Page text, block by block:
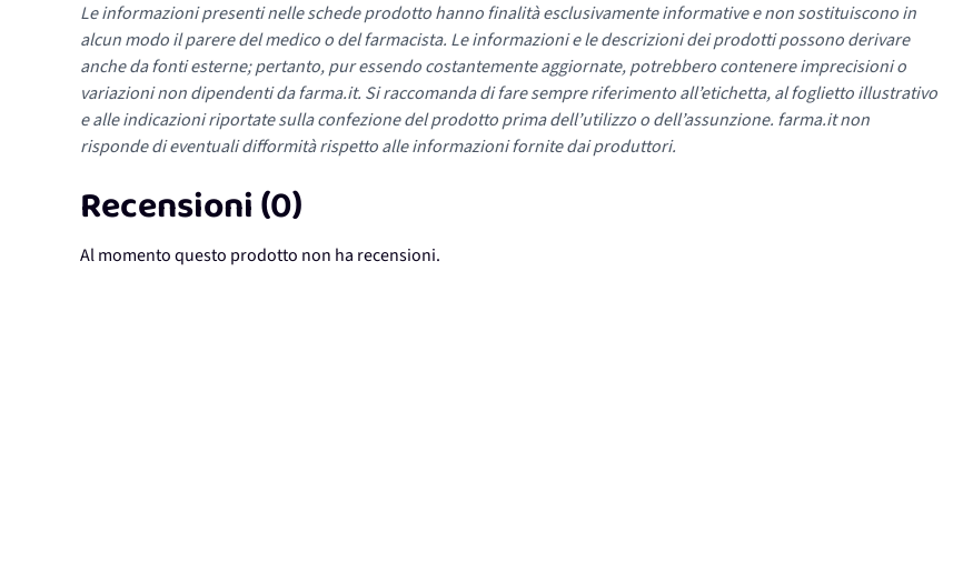
Le informazioni presenti nelle schede prodotto hanno finalità esclusivamente informative e non sostituiscono in
alcun modo il parere del medico o del farmacista. Le informazioni e le descrizioni dei prodotti possono derivare
anche da fonti esterne; pertanto, pur essendo costantemente aggiornate, potrebbero contenere imprecisioni o
variazioni non dipendenti da farma.it. Si raccomanda di fare sempre riferimento all’etichetta, al foglietto illustrativo
e alle indicazioni riportate sulla confezione del prodotto prima dell’utilizzo o dell’assunzione. farma.it non
risponde di eventuali difformità rispetto alle informazioni fornite dai produttori.
Recensioni (0)
Al momento questo prodotto non ha recensioni.